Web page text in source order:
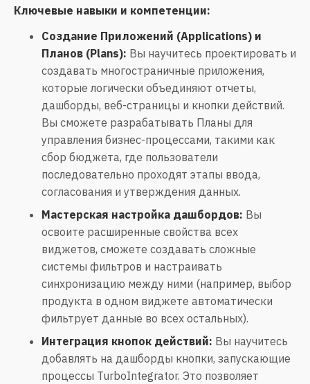
Ключевые навыки и компетенции:
Создание Приложений (Applications) и
Планов (Plans): Вы научитесь проектировать и
создавать многостраничные приложения,
которые логически объединяют отчеты,
дашборды, веб-страницы и кнопки действий.
Вы сможете разрабатывать Планы для
управления бизнес-процессами, такими как
сбор бюджета, где пользователи
последовательно проходят этапы ввода,
согласования и утверждения данных.
Мастерская настройка дашбордов: Вы
освоите расширенные свойства всех
виджетов, сможете создавать сложные
системы фильтров и настраивать
синхронизацию между ними (например, выбор
продукта в одном виджете автоматически
фильтрует данные во всех остальных).
Интеграция кнопок действий: Вы научитесь
добавлять на дашборды кнопки, запускающие
процессы TurboIntegrator. Это позволяет